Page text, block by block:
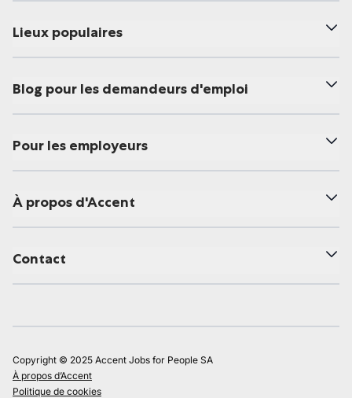
Lieux populaires
Blog pour les demandeurs d'emploi
Pour les employeurs
À propos d'Accent
Contact
Copyright © 2025 Accent Jobs for People SA
À propos d’Accent
Politique de cookies